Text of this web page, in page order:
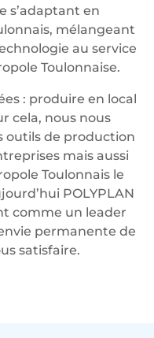
s’adaptant en
mélangeant
au service
Toulonnaise.
: produire en local
cela, nous nous
outils de production
mais aussi
Toulonnais le
POLYPLAN
comme un leader
permanente de
satisfaire.